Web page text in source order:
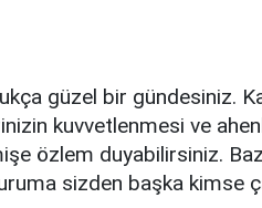
güzel bir gündesiniz.
kuvvetlenmesi ve
özlem duyabilirsiniz.
sizden başka kimse